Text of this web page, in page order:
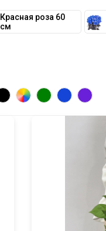
Красная роза 60
см